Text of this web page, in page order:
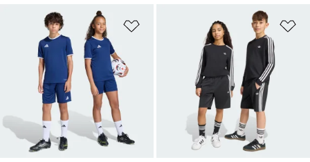
Zur Wunschliste hinzufügen